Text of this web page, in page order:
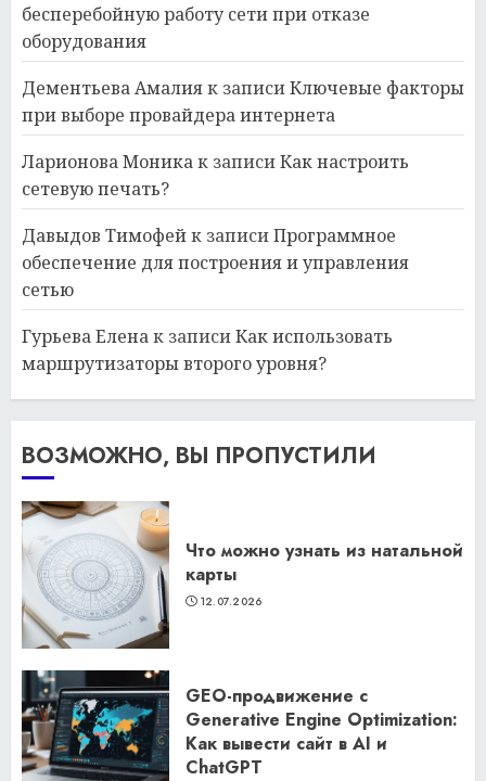
бесперебойную работу сети при отказе
оборудования
Дементьева Амалияк записиКлючевые факторы
при выборе провайдера интернета
Ларионова Моникак записиКак настроить
сетевую печать?
Давыдов Тимофейк записиПрограммное
обеспечение для построения и управления
сетью
Гурьева Еленак записиКак использовать
маршрутизаторы второго уровня?
ВОЗМОЖНО, ВЫ ПРОПУСТИЛИ
Что можно узнать из натальной
карты
12.07.2026
GEO-продвижение с
Generative Engine Optimization:
Как вывести сайт в AI и
ChatGPT